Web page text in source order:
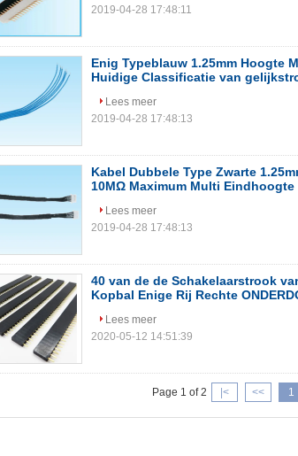
2019-04-28 17:48:11
Enig Typeblauw 1.25mm Hoogte
Huidige Classificatie van
Lees meer
2019-04-28 17:48:13
Kabel Dubbele Type Zwarte
10MΩ Maximum Multi Eindhoogte
Lees meer
2019-04-28 17:48:13
40 van de de Schakelaarstrook
Kopbal Enige Rij Rechte
Lees meer
2020-05-12 14:51:39
Page 1 of 2 |< << 1